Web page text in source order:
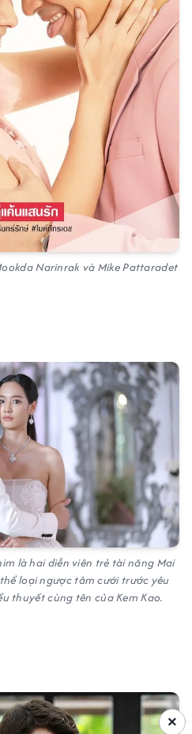
Narinrak và Mike Pattaradet
là hai diễn viên trẻ tài năng Mai
loại ngược tâm cưới trước yêu
thuyết cùng tên của Kem Kao.
×